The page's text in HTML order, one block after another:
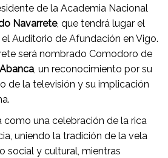
de la Academia Nacional
Navarrete, que tendrá lugar el
el Auditorio de Afundación en Vigo.
será nombrado Comodoro de
, un reconocimiento por su
de la televisión y su implicación
como una celebración de la rica
uniendo la tradición de la vela
social y cultural, mientras